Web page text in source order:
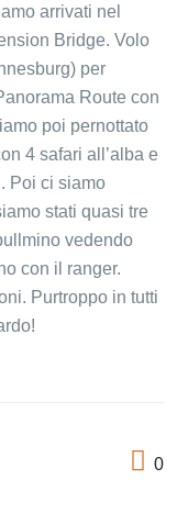
arrivati nel
Bridge. Volo
per
Route con
poi pernottato
4 safari all’alba e
Poi ci siamo
stati quasi tre
vedendo
con il ranger.
Purtroppo in tutti
0